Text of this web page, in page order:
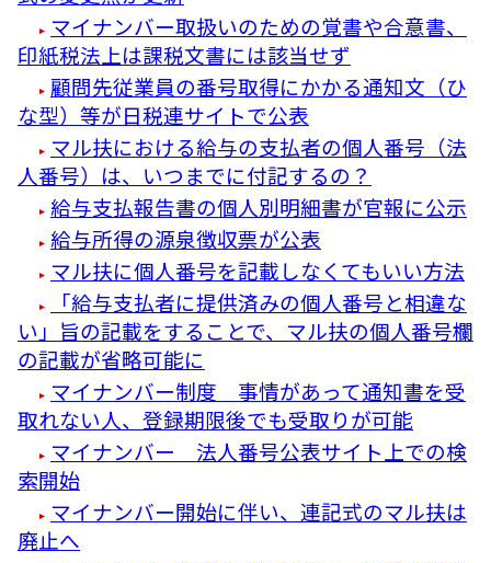
マイナンバー取扱いのための覚書や合意書、
印紙税法上は課税文書には該当せず
顧問先従業員の番号取得にかかる通知文（ひ
な型）等が日税連サイトで公表
マル扶における給与の支払者の個人番号（法
人番号）は、いつまでに付記するの？
給与支払報告書の個人別明細書が官報に公示
給与所得の源泉徴収票が公表
マル扶に個人番号を記載しなくてもいい方法
「給与支払者に提供済みの個人番号と相違な
い」旨の記載をすることで、マル扶の個人番号欄
の記載が省略可能に
マイナンバー制度 事情があって通知書を受
取れない人、登録期限後でも受取りが可能
マイナンバー 法人番号公表サイト上での検
索開始
マイナンバー開始に伴い、連記式のマル扶は
廃止へ